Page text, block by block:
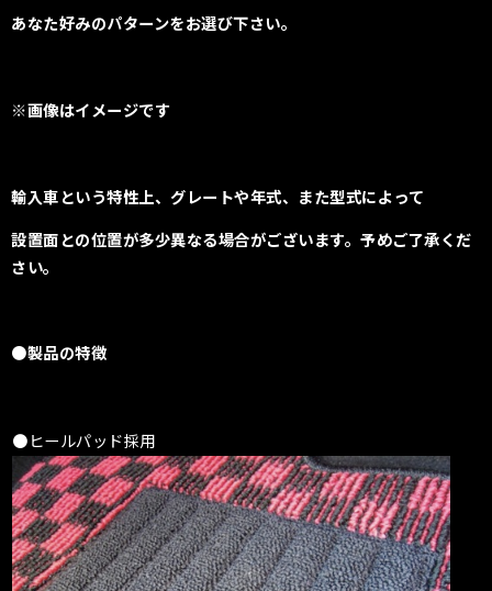
あなた好みのパターンをお選び下さい。
※画像はイメージです
輸入車という特性上、グレートや年式、また型式によって
設置面との位置が多少異なる場合がございます。予めご了承くだ
さい。
●製品の特徴
●ヒールパッド採用